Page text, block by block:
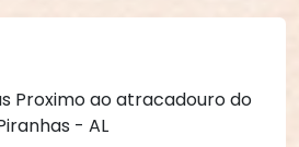
Proximo ao atracadouro do
- AL